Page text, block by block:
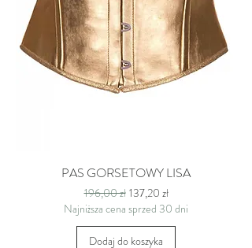
PAS GORSETOWY LISA
Regularna cena
196,00 zł Cena rabatowa
137,20 zł
Najniższa cena sprzed 30 dni
Dodaj do koszyka